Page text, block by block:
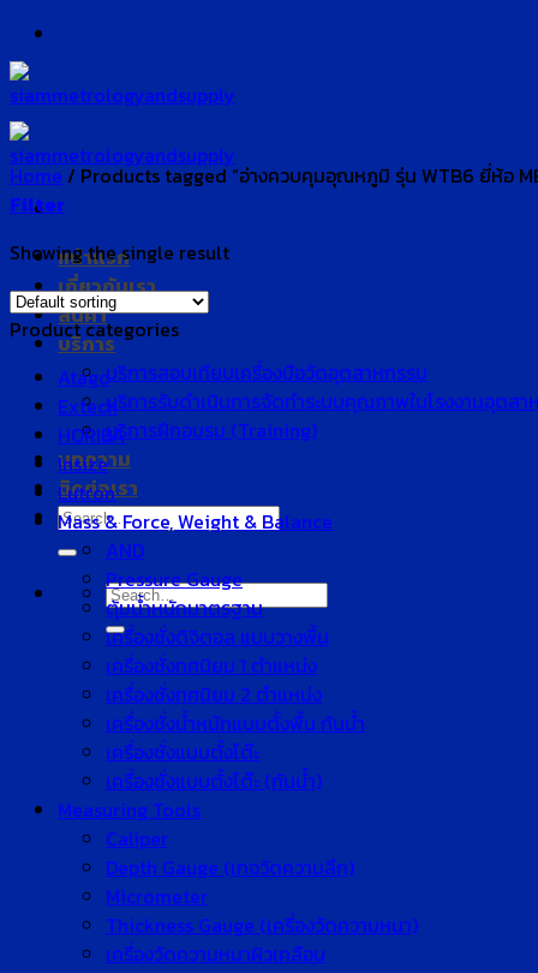
Skip
to
content
หน้าแรก
เกี่ยวกับเรา
สินค้า
บริการ
บริการสอบเทียบเครื่องมือวัดอุตสาหกรรม
บริการรับดำเนินการจัดทำระบบคุณภาพในโรงงานอุตสา
บริการฝึกอบรม (Training)
บทความ
ติดต่อเรา
Search
for:
Search
for:
Home / Products tagged “อ่างควบคุมอุณหภูมิ รุ่น WTB6 ยี่ห้อ
Filter
Showing the single result
Product categories
Atago
Extech
HORIBA
Insize
Lutron
Mass & Force, Weight & Balance
AND
Pressure Gauge
ตุ้มน้ำหนักมาตรฐาน
เครื่องชั่งดิจิตอล แบบวางพื้น
เครื่องชั่งทศนิยม 1 ตำแหน่ง
เครื่องชั่งทศนิยม 2 ตำแหน่ง
เครื่องชั่งน้ำหนักแบบตั้งพื้น กันน้ำ
เครื่องชั่งแบบตั้งโต๊ะ
เครื่องชั่งแบบตั้งโต๊ะ (กันน้ำ)
Measuring Tools
Caliper
Depth Gauge (เกจวัดความลึก)
Micrometer
Thickness Gauge (เครื่องวัดความหนา)
เครื่องวัดความหนาผิวเคลือบ